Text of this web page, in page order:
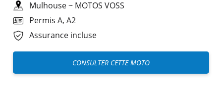
Mulhouse~ MOTOS VOSS
Permis A, A2
Assurance incluse
CONSULTER CETTE MOTO